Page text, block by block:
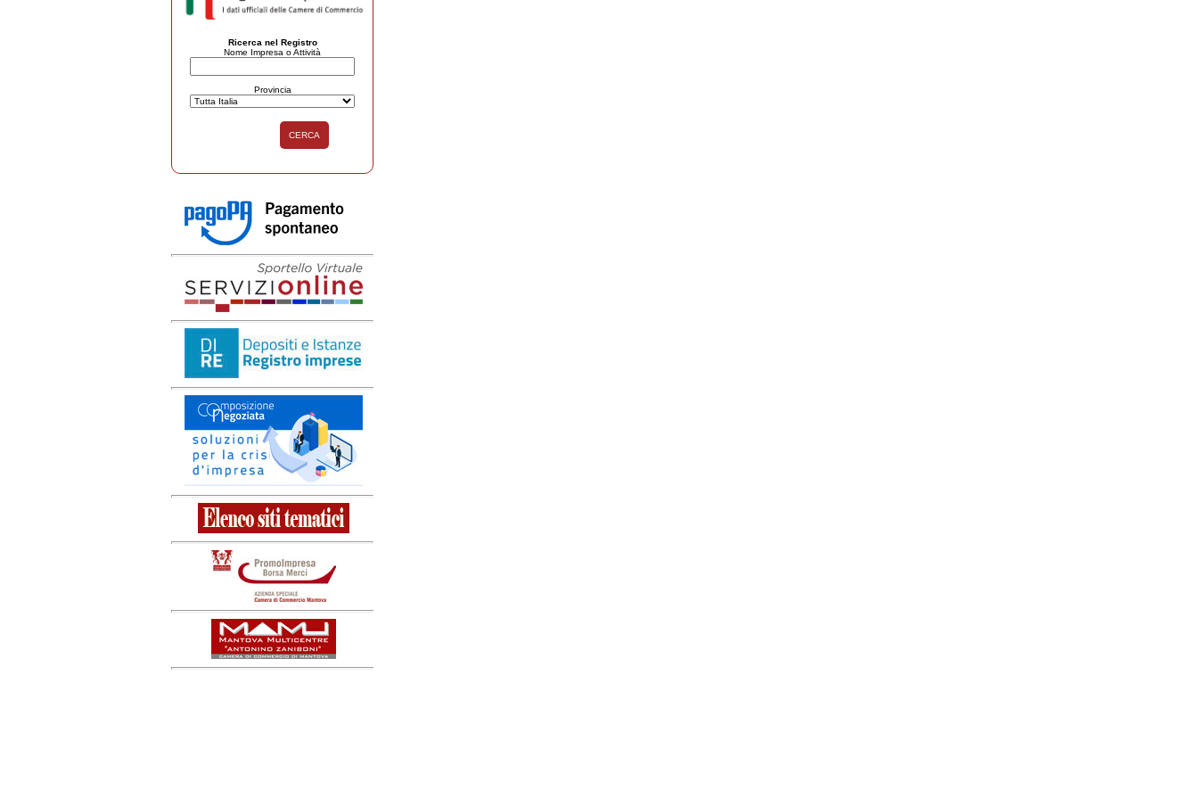
Ricerca nel Registro
Nome Impresa o Attività
Provincia
CERCA